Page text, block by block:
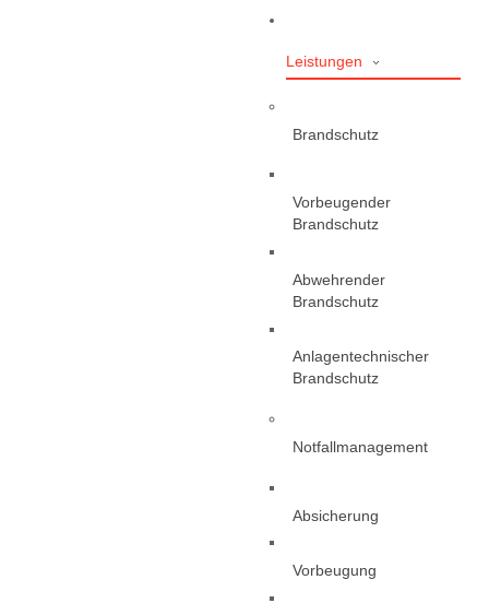
Leistungen
Brandschutz
Vorbeugender
Brandschutz
Abwehrender
Brandschutz
Anlagentechnischer
Brandschutz
Notfallmanagement
Absicherung
Vorbeugung